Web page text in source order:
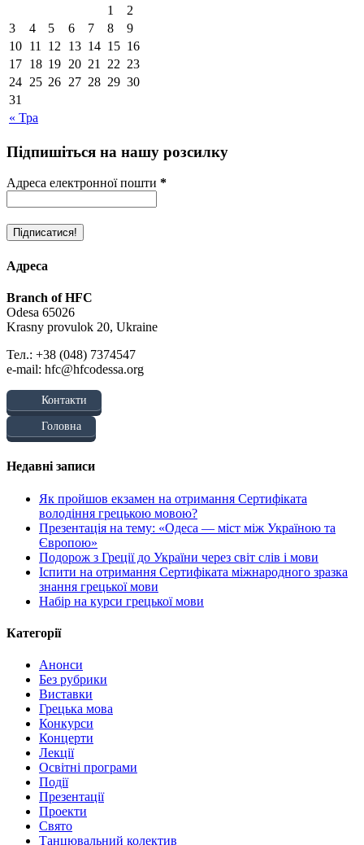
« Тра
1
2
3
4 5 6 7 8
9
10 11 12 13 14 15 16
17 18 19 20 21 22 23
24 25 26 27 28 29 30
31
Підпишіться на нашу розсилку
Адреса електронної пошти *
Адреса
Branch of HFC
Odesa 65026
Krasny provulok 20, Ukraine
Тел.: +38 (048) 7374547
e-mail: hfc@hfcodessa.org
Контакти
Головна
Недавні записи
Як пройшов екзамен на отримання Сертифіката
володіння грецькою мовою?
Презентація на тему: «Одеса — міст між Україною та
Європою»
Подорож з Греції до України через світ слів і мови
Іспити на отримання Сертифіката міжнародного зразка
знання грецької мови
Набір на курси грецької мови
Категорії
Анонси
Без рубрики
Виставки
Грецька мова
Конкурси
Концерти
Лекції
Освітні програми
Події
Презентації
Проекти
Свято
Танцювальний колектив